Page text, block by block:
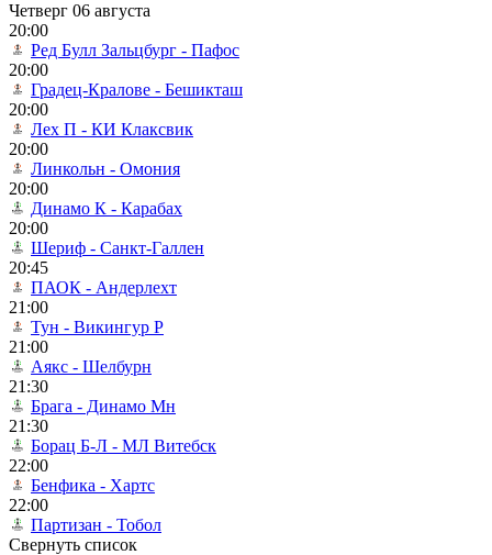
Четверг 06 августа
20:00
Ред Булл Зальцбург - Пафос
20:00
Градец-Кралове - Бешикташ
20:00
Лех П - КИ Клаксвик
20:00
Линкольн - Омония
20:00
Динамо К - Карабах
20:00
Шериф - Санкт-Галлен
20:45
ПАОК - Андерлехт
21:00
Тун - Викингур Р
21:00
Аякс - Шелбурн
21:30
Брага - Динамо Мн
21:30
Борац Б-Л - МЛ Витебск
22:00
Бенфика - Хартс
22:00
Партизан - Тобол
Свернуть список